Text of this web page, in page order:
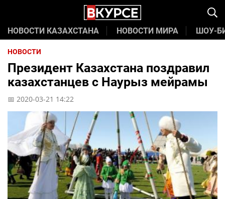
НОВОСТИ КАЗАХСТАНА НОВОСТИ МИРА ШОУ-
НОВОСТИ
Президент Казахстана поздравил
казахстанцев с Наурыз мейрамы
📅 2020-03-21 14:22